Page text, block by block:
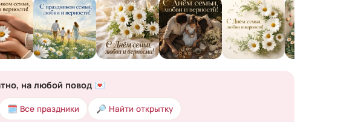
на любой повод 💌
🗓 Все праздники 🔎 Найти открытку